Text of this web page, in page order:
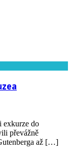
exkurze do
převážně
až […]